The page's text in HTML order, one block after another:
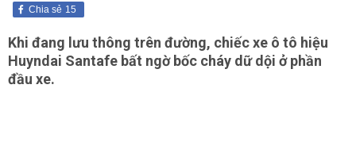
15
Chia sẻ
Khi đang lưu thông trên đường, chiếc xe ô tô hiệu
Huyndai Santafe bất ngờ bốc cháy dữ dội ở phần
đầu xe.